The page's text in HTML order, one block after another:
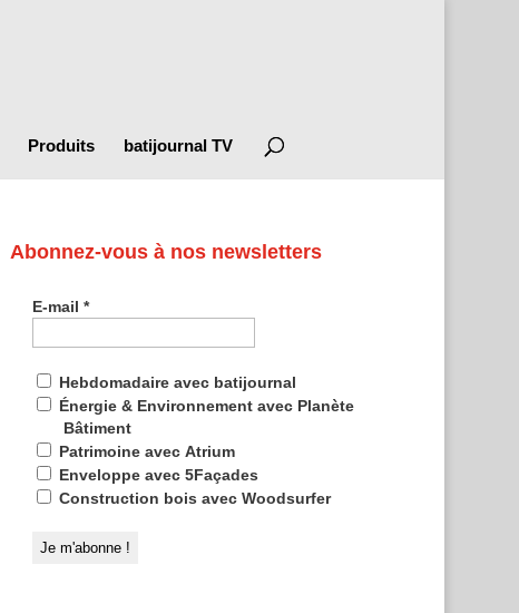
Produits batijournal TV
Abonnez-vous à nos newsletters
E-mail*
Hebdomadaire avec batijournal
Énergie & Environnement avec Planète
Bâtiment
Patrimoine avec Atrium
Enveloppe avec 5Façades
Construction bois avec Woodsurfer